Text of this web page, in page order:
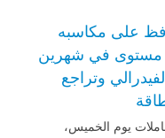
على مكاسبه
مستوى في شهرين
وتراجع
يوم الخميس،